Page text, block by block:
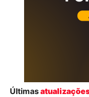
Últimas